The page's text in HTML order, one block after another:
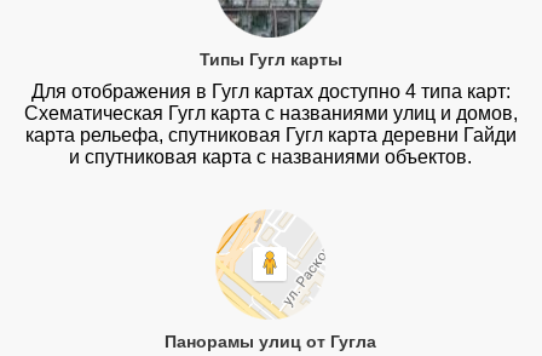
Типы Гугл карты
Для отображения в Гугл картах доступно 4 типа карт:
Схематическая Гугл карта с названиями улиц и домов,
карта рельефа, спутниковая Гугл карта деревни Гайди
и спутниковая карта с названиями объектов.
Панорамы улиц от Гугла